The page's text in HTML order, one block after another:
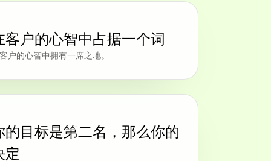
户的心智中占据一个词
户的心智中拥有一席之地。
目标是第二名，那么你的
定